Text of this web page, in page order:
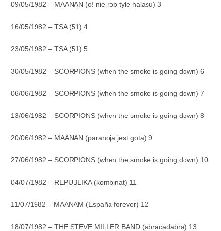
09/05/1982 – MAANAN (o! nie rob tyle halasu) 3
16/05/1982 – TSA (51) 4
23/05/1982 – TSA (51) 5
30/05/1982 – SCORPIONS (when the smoke is going down) 6
06/06/1982 – SCORPIONS (when the smoke is going down) 7
13/06/1982 – SCORPIONS (when the smoke is going down) 8
20/06/1982 – MAANAN (paranoja jest gota) 9
27/06/1982 – SCORPIONS (when the smoke is going down) 10
04/07/1982 – REPUBLIKA (kombinat) 11
11/07/1982 – MAANAM (España forever) 12
18/07/1982 – THE STEVE MILLER BAND (abracadabra) 13